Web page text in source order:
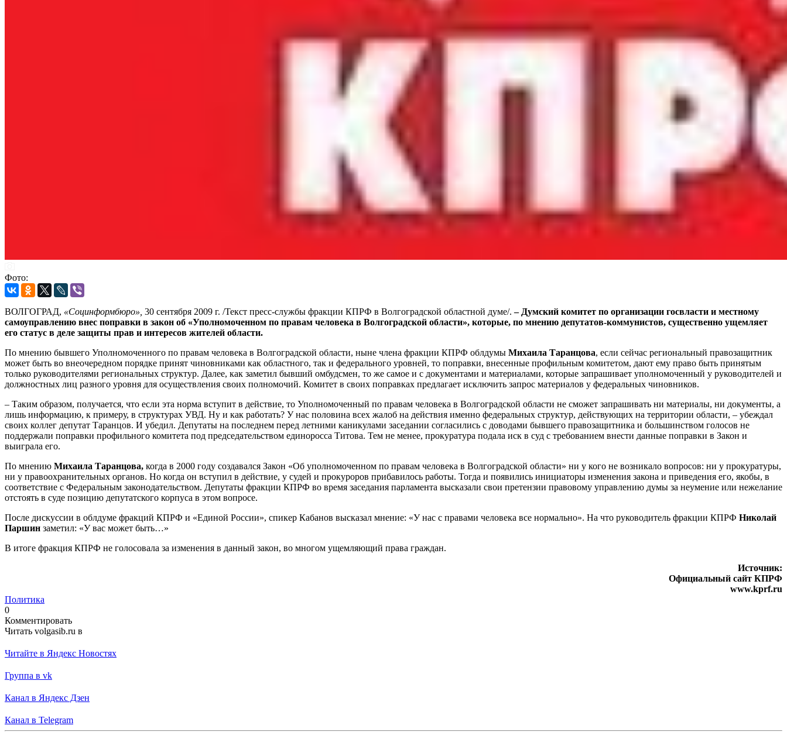
Фото:
ВОЛГОГРАД, «Социнформбюро», 30 сентября 2009 г. /Текст пресс-службы фракции КПРФ в Волгоградской областной думе/. – Думский комитет по организации госвласти и местному
самоуправлению внес поправки в закон об «Уполномоченном по правам человека в Волгоградской области», которые, по мнению депутатов-коммунистов, существенно ущемляет
его статус в деле защиты прав и интересов жителей области.
По мнению бывшего Уполномоченного по правам человека в Волгоградской области, ныне члена фракции КПРФ облдумы Михаила Таранцова, если сейчас региональный правозащитник
может быть во внеочередном порядке принят чиновниками как областного, так и федерального уровней, то поправки, внесенные профильным комитетом, дают ему право быть принятым
только руководителями региональных структур. Далее, как заметил бывший омбудсмен, то же самое и с документами и материалами, которые запрашивает уполномоченный у руководителей и
должностных лиц разного уровня для осуществления своих полномочий. Комитет в своих поправках предлагает исключить запрос материалов у федеральных чиновников.
– Таким образом, получается, что если эта норма вступит в действие, то Уполномоченный по правам человека в Волгоградской области не сможет запрашивать ни материалы, ни документы, а
лишь информацию, к примеру, в структурах УВД. Ну и как работать? У нас половина всех жалоб на действия именно федеральных структур, действующих на территории области, – убеждал
своих коллег депутат Таранцов. И убедил. Депутаты на последнем перед летними каникулами заседании согласились с доводами бывшего правозащитника и большинством голосов не
поддержали поправки профильного комитета под председательством единоросса Титова. Тем не менее, прокуратура подала иск в суд с требованием внести данные поправки в Закон и
выиграла его.
По мнению Михаила Таранцова, когда в 2000 году создавался Закон «Об уполномоченном по правам человека в Волгоградской области» ни у кого не возникало вопросов: ни у прокуратуры,
ни у правоохранительных органов. Но когда он вступил в действие, у судей и прокуроров прибавилось работы. Тогда и появились инициаторы изменения закона и приведения его, якобы, в
соответствие с Федеральным законодательством. Депутаты фракции КПРФ во время заседания парламента высказали свои претензии правовому управлению думы за неумение или нежелание
отстоять в суде позицию депутатского корпуса в этом вопросе.
После дискуссии в облдуме фракций КПРФ и «Единой России», спикер Кабанов высказал мнение: «У нас с правами человека все нормально». На что руководитель фракции КПРФ Николай
Паршин заметил: «У вас может быть…»
В итоге фракция КПРФ не голосовала за изменения в данный закон, во многом ущемляющий права граждан.
Источник:
Официальный сайт КПРФ
www.kprf.ru
Политика
0
Комментировать
Читать volgasib.ru в
Читайте в Яндекс Новостях
Группа в vk
Канал в Яндекс Дзен
Канал в Telegram